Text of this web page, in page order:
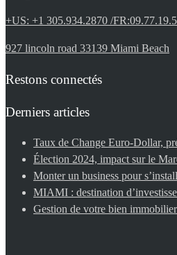
+US: +1 305.934.2870 /
927 lincoln road 33139 Miami Beach
Restons connectés
Derniers articles
Taux de Change Euro-Dollar,
Élection 2024, impact sur le
Monter un business pour
MIAMI : destination
Gestion de votre bien